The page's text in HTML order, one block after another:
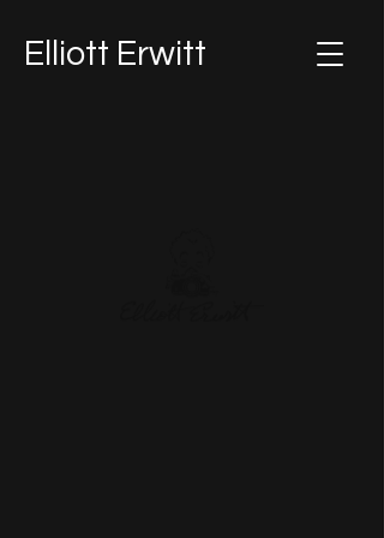
Elliott Erwitt